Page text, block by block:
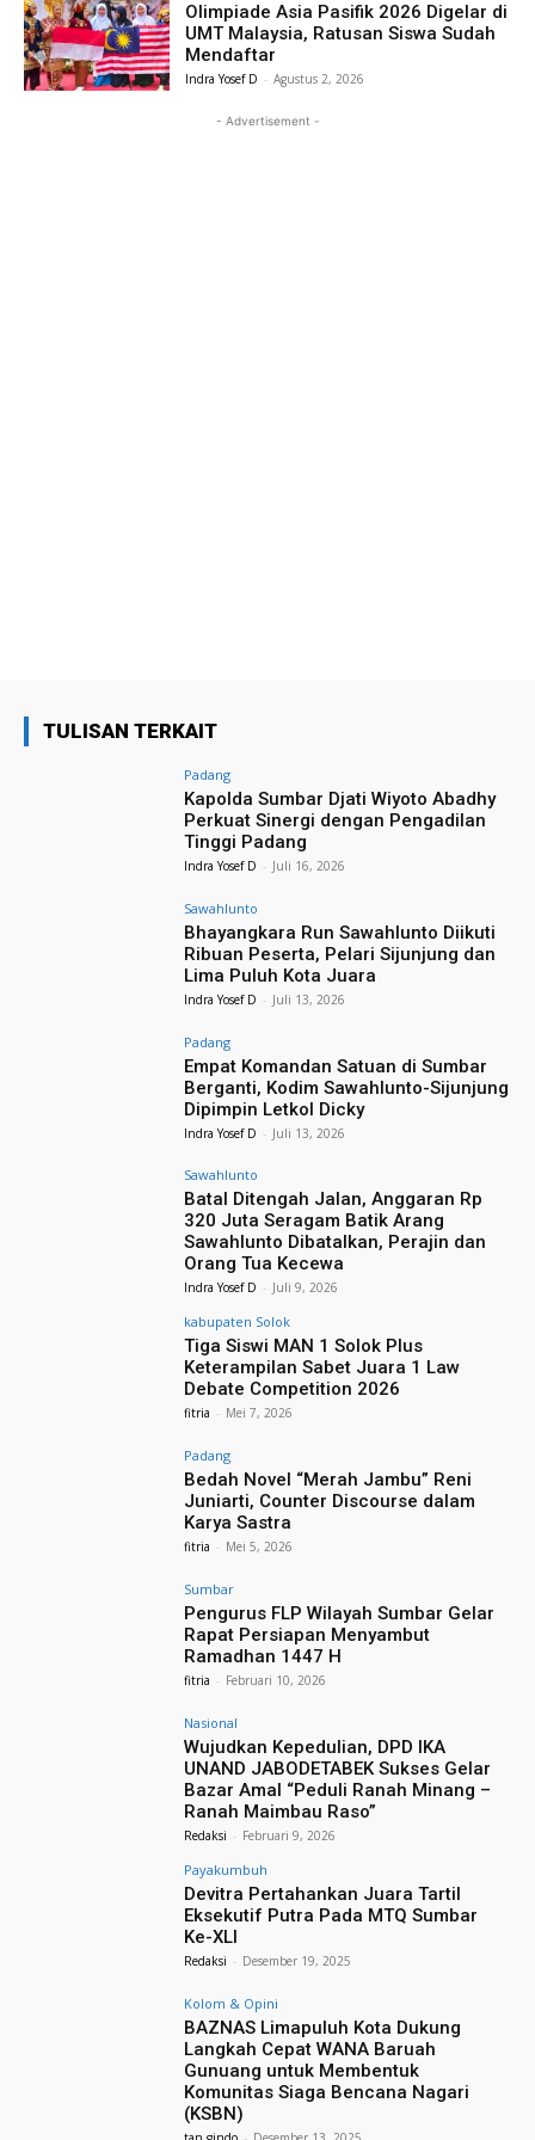
Olimpiade Asia Pasifik 2026 Digelar di
UMT Malaysia, Ratusan Siswa Sudah
Mendaftar
Indra Yosef D - Agustus 2, 2026
- Advertisement -
TULISAN TERKAIT
Padang
Kapolda Sumbar Djati Wiyoto Abadhy
Perkuat Sinergi dengan Pengadilan
Tinggi Padang
Indra Yosef D - Juli 16, 2026
Sawahlunto
Bhayangkara Run Sawahlunto Diikuti
Ribuan Peserta, Pelari Sijunjung dan
Lima Puluh Kota Juara
Indra Yosef D - Juli 13, 2026
Padang
Empat Komandan Satuan di Sumbar
Berganti, Kodim Sawahlunto-Sijunjung
Dipimpin Letkol Dicky
Indra Yosef D - Juli 13, 2026
Sawahlunto
Batal Ditengah Jalan, Anggaran Rp
320 Juta Seragam Batik Arang
Sawahlunto Dibatalkan, Perajin dan
Orang Tua Kecewa
Indra Yosef D - Juli 9, 2026
kabupaten Solok
Tiga Siswi MAN 1 Solok Plus
Keterampilan Sabet Juara 1 Law
Debate Competition 2026
fitria - Mei 7, 2026
Padang
Bedah Novel “Merah Jambu” Reni
Juniarti, Counter Discourse dalam
Karya Sastra
fitria - Mei 5, 2026
Sumbar
Pengurus FLP Wilayah Sumbar Gelar
Rapat Persiapan Menyambut
Ramadhan 1447 H
fitria - Februari 10, 2026
Nasional
Wujudkan Kepedulian, DPD IKA
UNAND JABODETABEK Sukses Gelar
Bazar Amal “Peduli Ranah Minang –
Ranah Maimbau Raso”
Redaksi - Februari 9, 2026
Payakumbuh
Devitra Pertahankan Juara Tartil
Eksekutif Putra Pada MTQ Sumbar
Ke-XLI
Redaksi - Desember 19, 2025
Kolom & Opini
BAZNAS Limapuluh Kota Dukung
Langkah Cepat WANA Baruah
Gunuang untuk Membentuk
Komunitas Siaga Bencana Nagari
(KSBN)